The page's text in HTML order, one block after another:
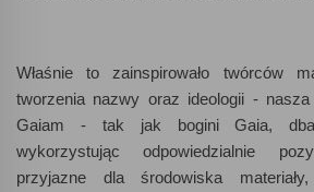
Właśnie to zainspirowało twórców
tworzenia nazwy oraz ideologii -
Gaiam - tak jak bogini Gaia,
wykorzystując odpowiedzialnie
przyjazne dla środowiska